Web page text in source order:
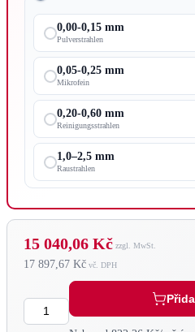
0,00-0,15 mm
Pulverstrahlen
0,05-0,25 mm
Mikrofein
0,20-0,60 mm
Reinigungsstrahlen
1,0–2,5 mm
Raustrahlen
17 897,67 Kč
15 040,06 Kč
Množství